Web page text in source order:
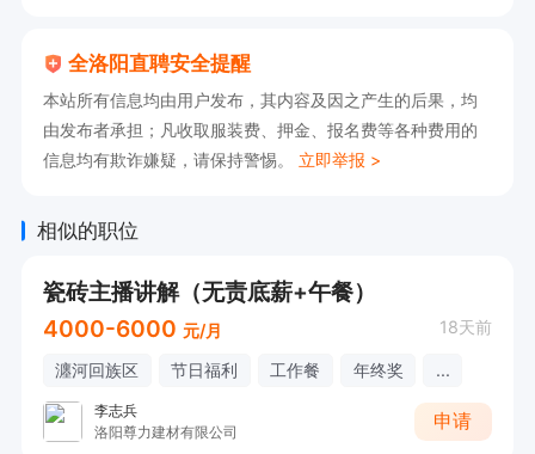
全洛阳直聘安全提醒
本站所有信息均由用户发布，其内容及因之产生的后果，均
由发布者承担；凡收取服装费、押金、报名费等各种费用的
信息均有欺诈嫌疑，请保持警惕。 立即举报 >
相似的职位
瓷砖主播讲解（无责底薪+午餐）
4000-6000 元/月 18天前
瀍河回族区 节日福利 工作餐 年终奖 ...
李志兵
洛阳尊力建材有限公司
申请